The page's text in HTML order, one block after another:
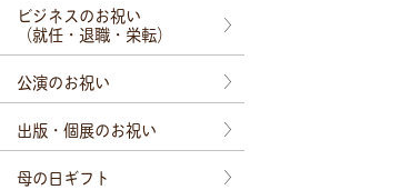
ビジネスのお祝い
（就任・退職・栄転）
公演のお祝い
出版・個展のお祝い
母の日ギフト